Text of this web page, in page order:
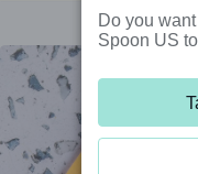
Do you
Spoon US